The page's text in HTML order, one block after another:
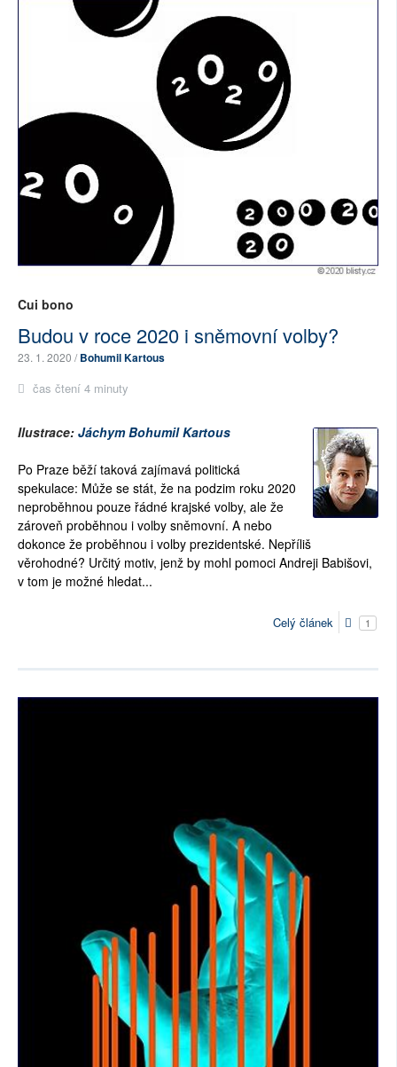
Cui bono
Budou v roce 2020 i sněmovní volby?
23. 1. 2020 /Bohumil Kartous
čas čtení 4 minuty
Ilustrace: Jáchym Bohumil Kartous
Po Praze běží taková zajímavá politická
spekulace: Může se stát, že na podzim roku 2020
neproběhnou pouze řádné krajské volby, ale že
zároveň proběhnou i volby sněmovní. A nebo
dokonce že proběhnou i volby prezidentské. Nepříliš
věrohodné? Určitý motiv, jenž by mohl pomoci Andreji Babišovi,
v tom je možné hledat...
Celý článek 1